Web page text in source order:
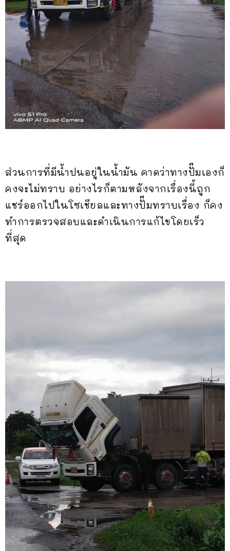
ส่วนการที่มีน้ำปนอยู่ในน้ำมัน คาดว่าทางปั๊มเองก็
คงจะไม่ทราบ อย่างไรก็ตามหลังจากเรื่องนี้ถูก
แชร์ออกไปในโซเชียลและทางปั๊มทราบเรื่อง ก็คง
ทำการตรวจสอบและดำเนินการแก้ไขโดยเร็ว
ที่สุด